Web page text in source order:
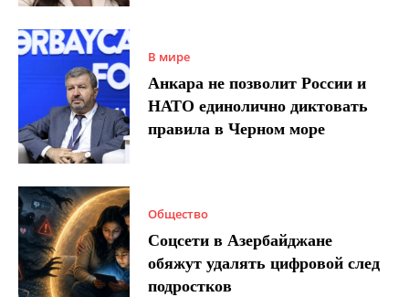
В мире
Анкара не позволит России и
НАТО единолично диктовать
правила в Черном море
Общество
Соцсети в Азербайджане
обяжут удалять цифровой след
подростков